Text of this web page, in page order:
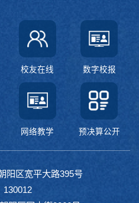
校友在线 数字校报
网络教学 预决算公开
阳区宽平大路395号
130012